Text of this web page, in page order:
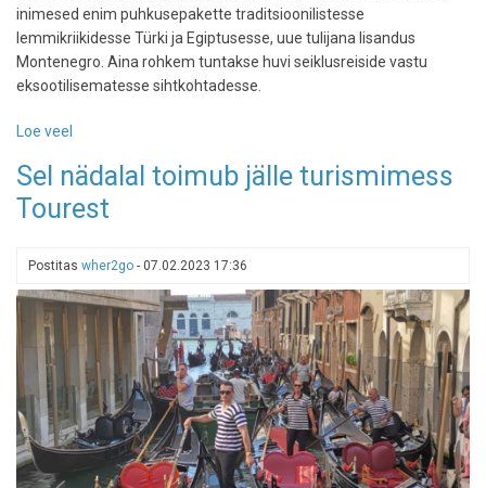
inimesed enim puhkusepakette traditsioonilistesse
lemmikriikidesse Türki ja Egiptusesse, uue tulijana lisandus
Montenegro. Aina rohkem tuntakse huvi seiklusreiside vastu
eksootilisematesse sihtkohtadesse.
Loe veel
inimeste
lemmiksihtkohad
Montenegro
ja
Egiptus
Sel nädalal toimub jälle turismimess
Tourest
Postitas wher2go - 07.02.2023 17:36